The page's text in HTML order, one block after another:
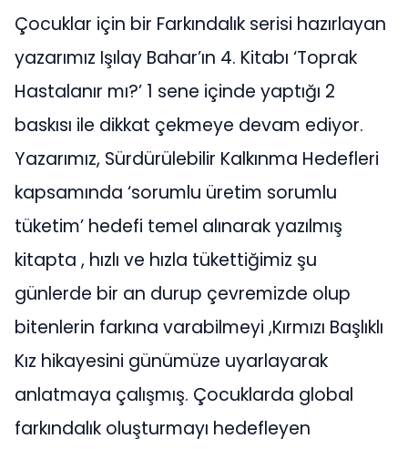
Çocuklar için bir Farkındalık serisi hazırlayan
yazarımız Işılay Bahar’ın 4. Kitabı ‘Toprak
Hastalanır mı?’ 1 sene içinde yaptığı 2
baskısı ile dikkat çekmeye devam ediyor.
Yazarımız, Sürdürülebilir Kalkınma Hedefleri
kapsamında ‘sorumlu üretim sorumlu
tüketim’ hedefi temel alınarak yazılmış
kitapta , hızlı ve hızla tükettiğimiz şu
günlerde bir an durup çevremizde olup
bitenlerin farkına varabilmeyi ,Kırmızı Başlıklı
Kız hikayesini günümüze uyarlayarak
anlatmaya çalışmış. Çocuklarda global
farkındalık oluşturmayı hedefleyen